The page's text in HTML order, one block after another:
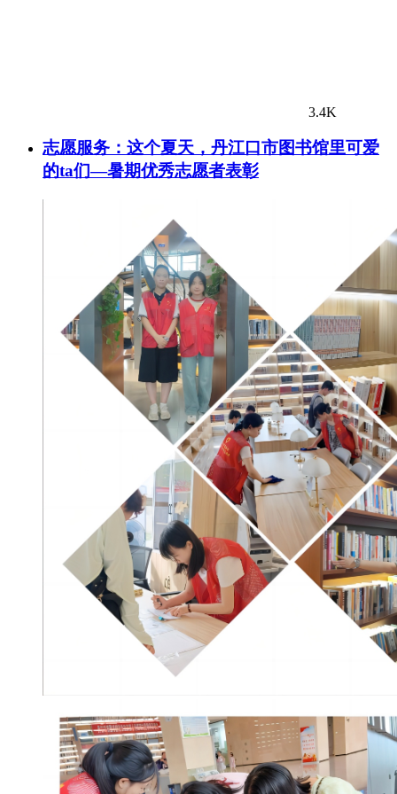
3.4K
志愿服务：这个夏天，丹江口市图书馆里可爱
的ta们—暑期优秀志愿者表彰